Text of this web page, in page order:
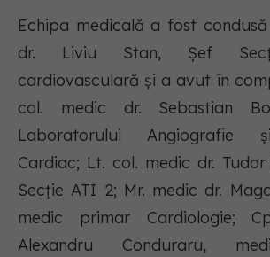
Echipa medicală a fost
dr. Liviu Stan, Șef
cardiovasculară și a avut în
col. medic dr. Sebastian
Laboratorului Angiografie
Cardiac; Lt. col. medic dr.
Secție ATI 2; Mr. medic dr.
medic primar Cardiologie;
Alexandru Conduraru,